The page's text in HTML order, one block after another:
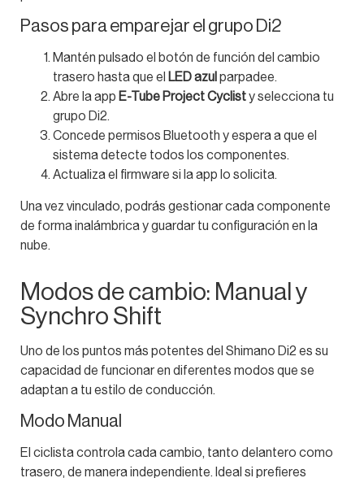
Pasos para emparejar el grupo Di2
Mantén pulsado el botón de función del cambio
trasero hasta que el LED azulparpadee.
Abre la app E-Tube Project Cyclisty selecciona tu
grupo Di2.
Concede permisos Bluetooth y espera a que el
sistema detecte todos los componentes.
Actualiza el firmware si la app lo solicita.
Una vez vinculado, podrás gestionar cada componente
de forma inalámbrica y guardar tu configuración en la
nube.
Modos de cambio: Manual y
Synchro Shift
Uno de los puntos más potentes del Shimano Di2 es su
capacidad de funcionar en diferentes modos que se
adaptan a tu estilo de conducción.
Modo Manual
El ciclista controla cada cambio, tanto delantero como
trasero, de manera independiente. Ideal si prefieres